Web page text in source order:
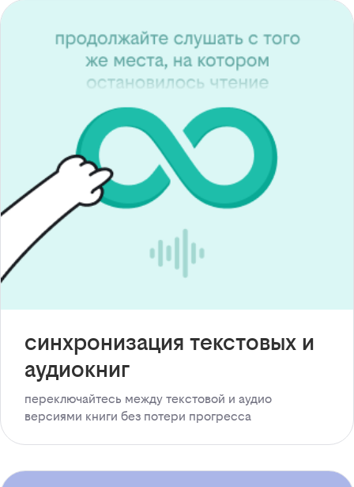
синхронизация текстовых и
аудиокниг
переключайтесь между текстовой и аудио
версиями книги без потери прогресса